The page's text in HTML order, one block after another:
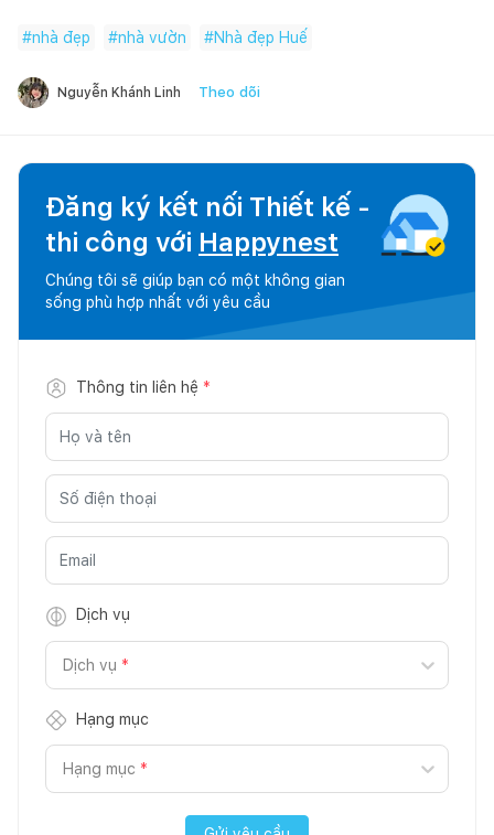
#nhà đẹp #nhà vườn #Nhà đẹp Huế
Nguyễn Khánh Linh Theo dõi
Đăng ký kết nối Thiết kế -
thi công với Happynest
Chúng tôi sẽ giúp bạn có một không gian
sống phù hợp nhất với yêu cầu
Thông tin liên hệ *
Dịch vụ
Dịch vụ *
Hạng mục
Hạng mục *